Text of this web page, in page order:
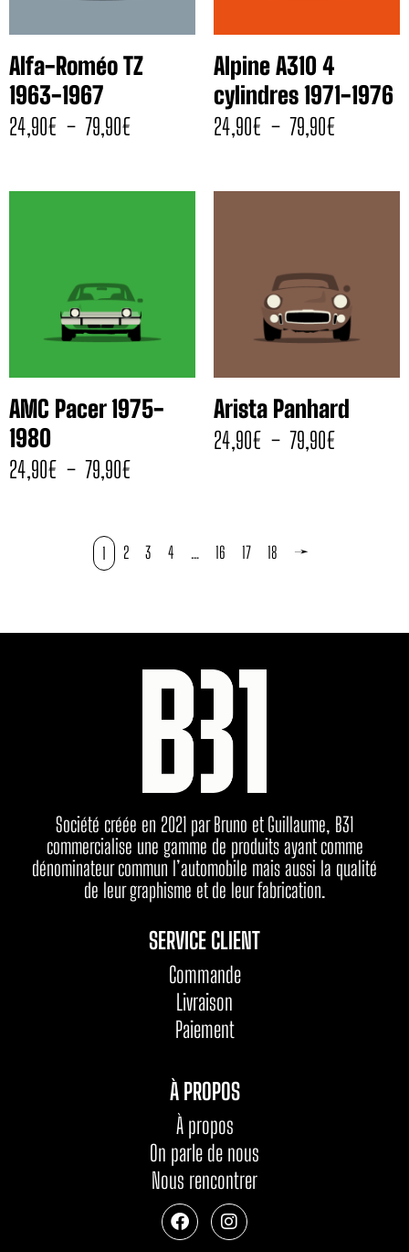
Alfa-Roméo TZ
1963-1967
24,90€ – 79,90€
Alpine A310 4
cylindres 1971-1976
24,90€ – 79,90€
AMC Pacer 1975-
1980
24,90€ – 79,90€
Arista Panhard
24,90€ – 79,90€
1 2 3 4 … 16 17 18 →
Société créée en 2021 par Bruno et Guillaume, B31
commercialise une gamme de produits ayant comme
dénominateur commun l’automobile mais aussi la qualité
de leur graphisme et de leur fabrication.
SERVICE CLIENT
Commande
Livraison
Paiement
À PROPOS
À propos
On parle de nous
Nous rencontrer